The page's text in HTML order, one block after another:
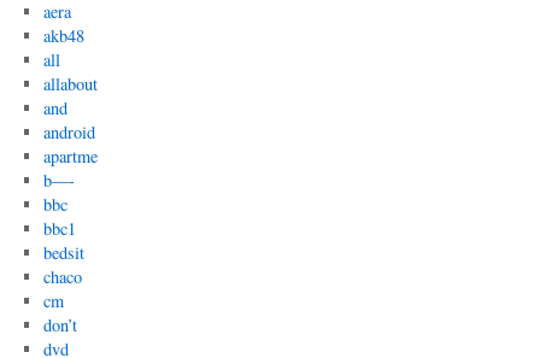
aera
akb48
all
allabout
and
android
apartme
b—-
bbc
bbc1
bedsit
chaco
cm
don’t
dvd